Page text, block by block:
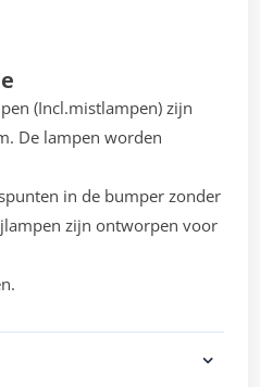
(Incl.mistlampen) zijn
De lampen worden
in de bumper zonder
zijn ontworpen voor